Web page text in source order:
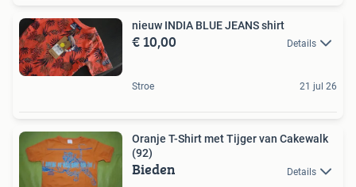
nieuw INDIA BLUE JEANS shirt
€ 10,00 Details
Stroe 21 jul 26
Oranje T-Shirt met Tijger van Cakewalk
(92)
Bieden Details